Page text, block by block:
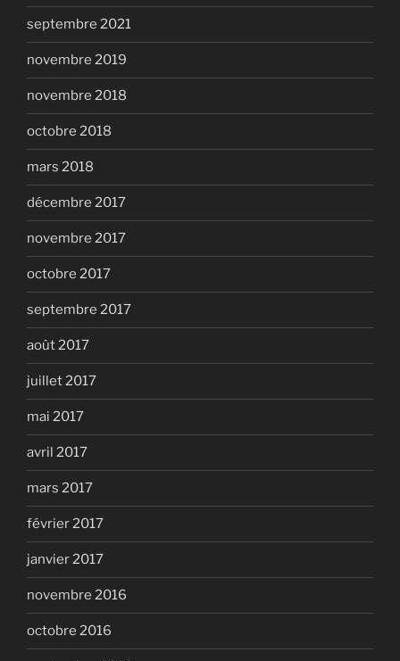
septembre 2021
novembre 2019
novembre 2018
octobre 2018
mars 2018
décembre 2017
novembre 2017
octobre 2017
septembre 2017
août 2017
juillet 2017
mai 2017
avril 2017
mars 2017
février 2017
janvier 2017
novembre 2016
octobre 2016